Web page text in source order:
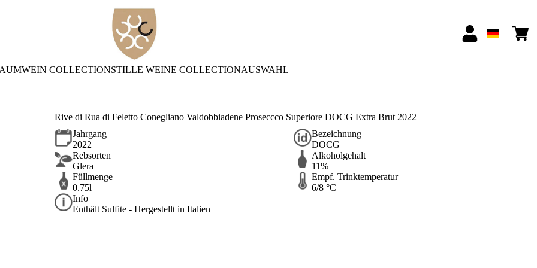
COLLECTIONSTILLE WEINE COLLECTIONAUSWAHL
Rive di Rua di Feletto Conegliano Valdobbiadene Proseccco Superiore DOCG Extra Brut 2022
Jahrgang
2022
Bezeichnung
DOCG
Rebsorten
Glera
Alkoholgehalt
11%
Füllmenge
0.75l
Empf. Trinktemperatur
6/8 °C
Info
Enthält Sulfite - Hergestellt in Italien